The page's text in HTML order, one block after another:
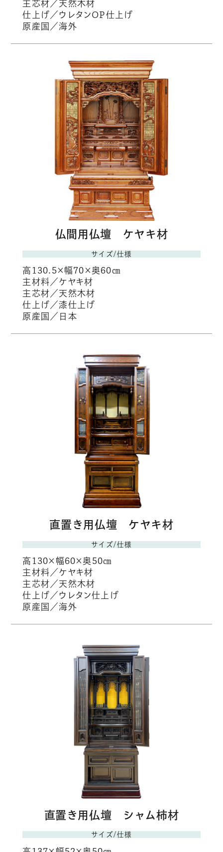
主芯材／天然木材
仕上げ／ウレタンOP仕上げ
原産国／海外
仏間用仏壇 ケヤキ材
サイズ/仕様
高130.5×幅70×奥60㎝
主材料／ケヤキ材
主芯材／天然木材
仕上げ／漆仕上げ
原産国／日本
直置き用仏壇 ケヤキ材
サイズ/仕様
高130×幅60×奥50㎝
主材料／ケヤキ材
主芯材／天然木材
仕上げ／ウレタン仕上げ
原産国／海外
直置き用仏壇 シャム柿材
サイズ/仕様